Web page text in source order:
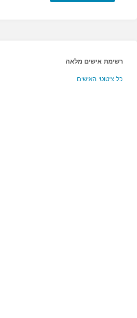
רשימת אישים מלאה
כל ציטוטי האישים